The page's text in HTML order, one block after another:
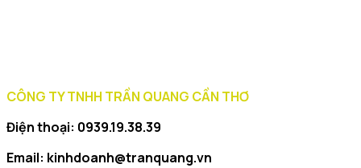
CÔNG TY TNHH TRẦN QUANG CẦN THƠ
Điện thoại: 0939.19.38.39
Email: kinhdoanh@tranquang.vn